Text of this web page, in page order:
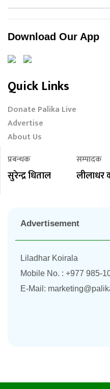
Download Our App
Quick Links
Donate Palika Live
Advertise
About Us
प्रबन्धक
सुरेन्द्र धिताल
सम्पादक
लीलाधर
Advertisement
Liladhar Koirala
Mobile No. : +977 985-
E-Mail: